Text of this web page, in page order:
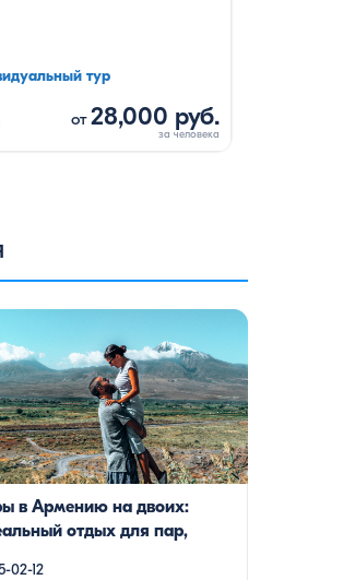
тур
от28,000 руб.
— это страна, где каждый
что-то для себя: древние храмы,
горы, вкуснейшая кухня и
гостеприимство. Но что,
планируете путешествие
Мы подготовили туры, которые
для всех случаев — будь вы
подругами, родителями с
Какой тур выбрать для
вдвоем? 1. […]
в Армению на двоих:
отдых для пар,
02-12